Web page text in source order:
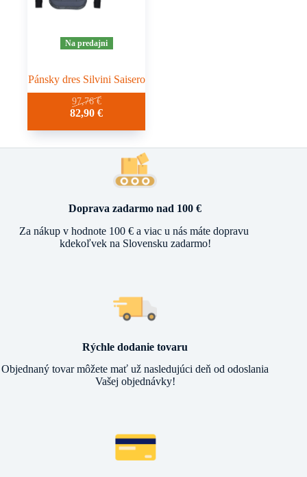
Na predajni
Pánsky dres Silvini Saisero
97,76€
Pôvodná
97,76 €.
82,90€Aktuálna
82,90 €.
variantov.
stránke
produktu.
Doprava zadarmo nad 100 €
Za nákup v hodnote 100 € a viac u nás máte dopravu
kdekoľvek na Slovensku zadarmo!
Rýchle dodanie tovaru
Objednaný tovar môžete mať už nasledujúci deň od odoslania
Vašej objednávky!